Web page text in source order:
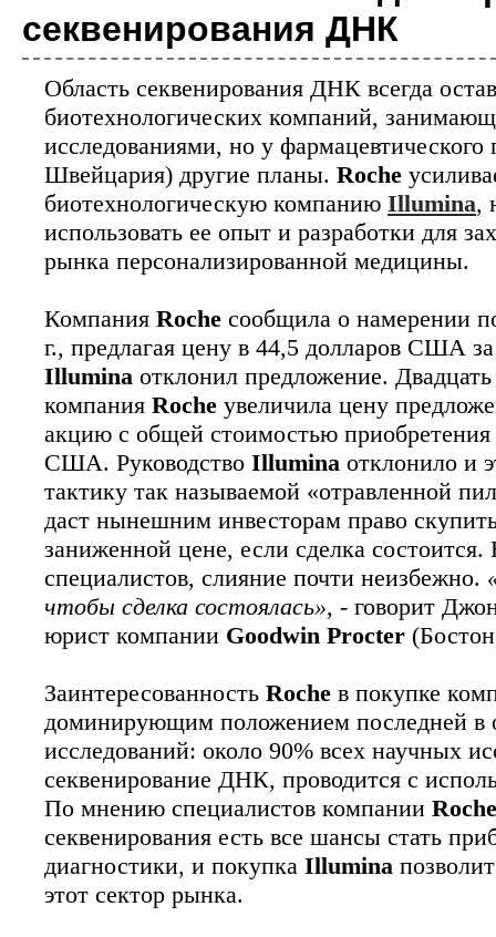
Биотехнология
Исследователи
вакцины от рака
Персонализированная медицина
каждого пациента в соответствии со
испытания позволяют надеяться, что
Биотехнология
Компания
Одна из крупнейших в мире
которого является компиляция
человек в течение следующего десят...
Биотехнология
Технологию CRISPR
устойчивости к ВИЧ
Китайские ученые применили
человека. Их работа, в которой метод
вторым исследованием, в котором метод
секвенирования ДНК
Область секвенирования ДНК всегда
биотехнологических компаний,
исследованиями, но у фармацевтического
Швейцария) другие планы. Roche
биотехнологическую компанию Illumina,
использовать ее опыт и разработки для
рынка персонализированной медицины.
Компания Roche сообщила о намерении
г., предлагая цену в 44,5 долларов США
Illumina отклонил предложение. Двадцать
компания Roche увеличила цену
акцию с общей стоимостью приобретения
США. Руководство Illumina отклонило и
тактику так называемой «отравленной
даст нынешним инвесторам право
заниженной цене, если сделка
специалистов, слияние почти неизбежно.
чтобы сделка состоялась», - говорит
юрист компании Goodwin Procter
Заинтересованность Roche в покупке
доминирующим положением последней в
исследований: около 90% всех научных
секвенирование ДНК, проводится с
По мнению специалистов компании Roche
секвенирования есть все шансы стать
диагностики, и покупка Illumina
этот сектор рынка.